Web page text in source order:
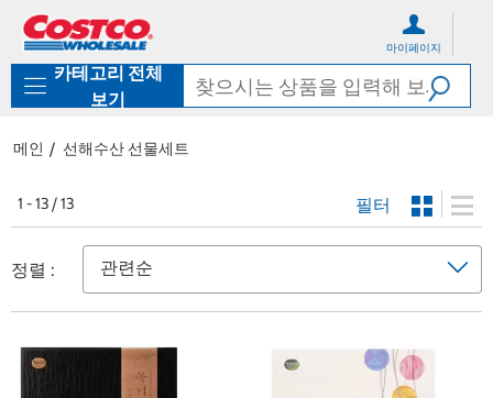
로
기
가
마이페이지
카테고리 전체
보기
메인 선해수산 선물세트
1 - 13 / 13 필터
정렬 :